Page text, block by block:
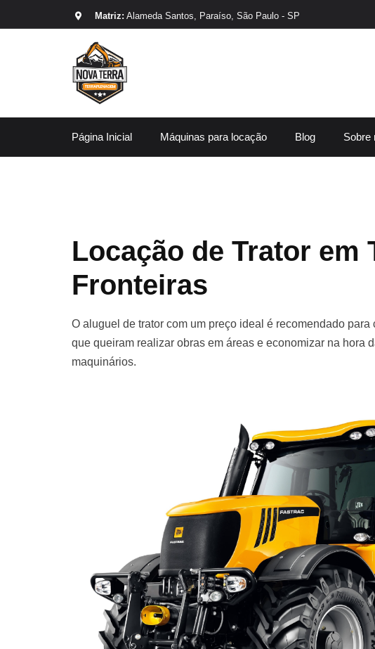
Matriz: Alameda Santos, Paraíso, São Paulo - SP
Página Inicial Máquinas para locação Blog Sobre
Locação de Trator em
Fronteiras
O aluguel de trator com um preço ideal é recomendado
que queiram realizar obras em áreas e economizar na hora
maquinários.